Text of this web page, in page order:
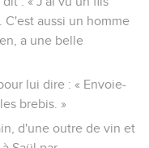
aussi un homme
a une belle
lui dire : « Envoie-
brebis. »
d'une outre de vin et